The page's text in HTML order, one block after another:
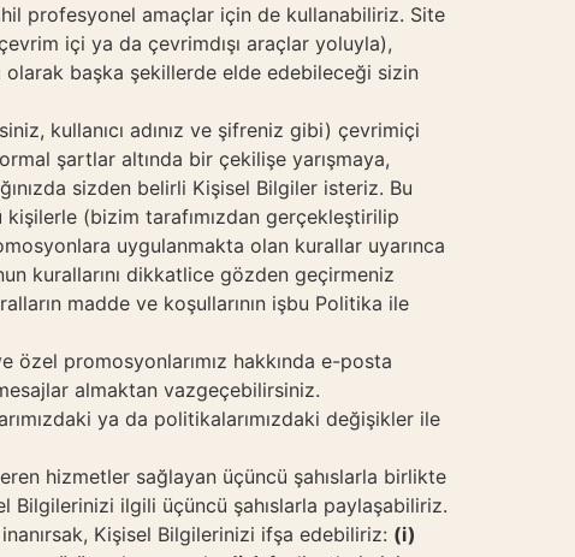
profesyonel amaçlar için de kullanabiliriz. Site
içi ya da çevrimdışı araçlar yoluyla),
başka şekillerde elde edebileceği sizin
kullanıcı adınız ve şifreniz gibi) çevrimiçi
şartlar altında bir çekilişe yarışmaya,
sizden belirli Kişisel Bilgiler isteriz. Bu
(bizim tarafımızdan gerçekleştirilip
uygulanmakta olan kurallar uyarınca
kurallarını dikkatlice gözden geçirmeniz
madde ve koşullarının işbu Politika ile
promosyonlarımız hakkında e-posta
almaktan vazgeçebilirsiniz.
ya da politikalarımızdaki değişikler ile
hizmetler sağlayan üçüncü şahıslarla birlikte
Bilgilerinizi ilgili üçüncü şahıslarla paylaşabiliriz.
Kişisel Bilgilerinizi ifşa edebiliriz: (i)